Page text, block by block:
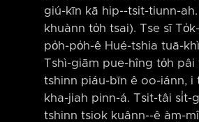
giú-kīn kā hip-⁠-tsit-tiunn-
khuànn to̍h tsai). Tse sī
po̍h-po̍h-ê Hué-tshia tuā-
Tshì-giām pue-hîng to̍h
tshinn piáu-bīn ê oo-iánn, i
kha-jiah pinn-á. Tsit-tâi
tshinn tsiok kuânn-⁠-ê àm-